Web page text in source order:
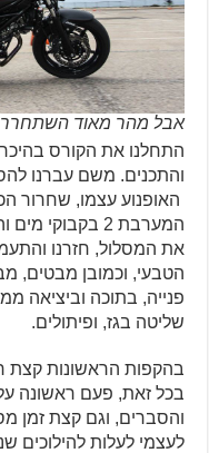
אבל מהר מאוד השתחרר
התחלנו את הקורס
והתכנים. משם עברנו
האופנוע עצמו, שחרור
המערבת 2
את המסלול, חזרנו
הטבעי, וכמובן מבטים,
פנייה, בתוכה וביציאה
שליטה בגז, ופיתולים.
בהקפות הראשונות קצת
בכל זאת, פעם ראשונה
והסברים, וגם קצת זמן
לעצמי לעלות להילוכים